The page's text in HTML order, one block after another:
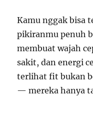
Kamu nggak bisa
pikiranmu penuh
membuat wajah
sakit, dan energi
terlihat fit bukan
— mereka hanya